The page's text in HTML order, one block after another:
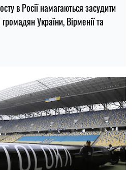
в Росії намагаються засудити
України, Вірменії та